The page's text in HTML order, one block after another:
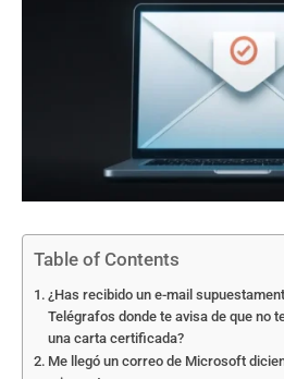
Table of Contents
¿Has recibido un e-mail
Telégrafos donde te avisa de que no
una carta certificada?
Me llegó un correo de Microsoft